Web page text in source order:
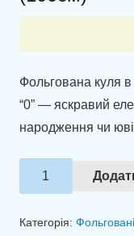
Фольгована куля
“0” — яскравий
народження чи
Фольгована
цифра
Категорія: